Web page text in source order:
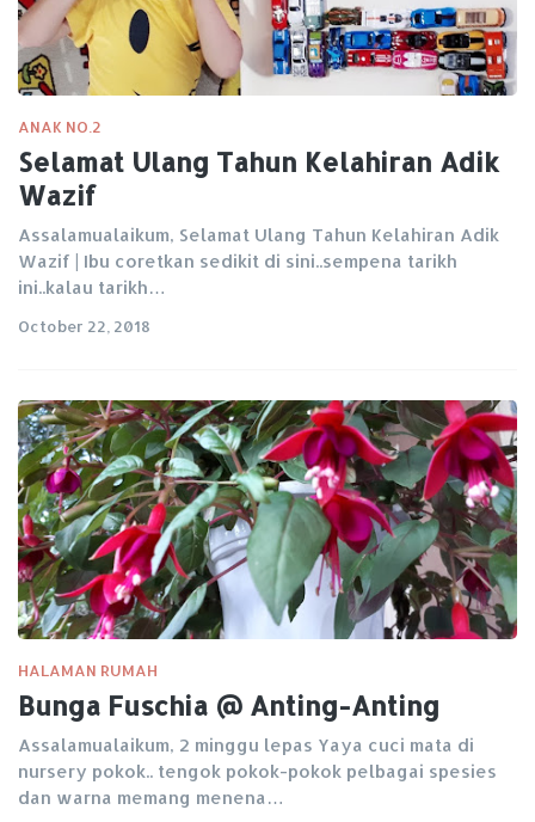
ANAK NO.2
Selamat Ulang Tahun Kelahiran Adik
Wazif
Assalamualaikum, Selamat Ulang Tahun Kelahiran Adik
Wazif | Ibu coretkan sedikit di sini..sempena tarikh
ini..kalau tarikh…
October 22, 2018
HALAMAN RUMAH
Bunga Fuschia @ Anting-Anting
Assalamualaikum, 2 minggu lepas Yaya cuci mata di
nursery pokok.. tengok pokok-pokok pelbagai spesies
dan warna memang menena…